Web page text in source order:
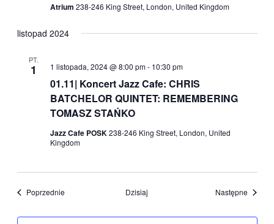
Atrium 238-246 King Street, London, United Kingdom
listopad 2024
PT.
1
01.11| Koncert Jazz Cafe: CHRIS
BATCHELOR QUINTET: REMEMBERING
TOMASZ STAŃKO
1 listopada, 2024 @ 8:00 pm- 10:30 pm
Jazz Cafe POSK238-246 King Street, London, United
Kingdom
PoprzednieWydarzenia Dzisiaj Następne